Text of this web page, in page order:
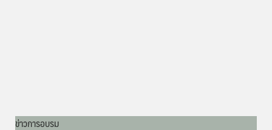
ข่าวการอบรม